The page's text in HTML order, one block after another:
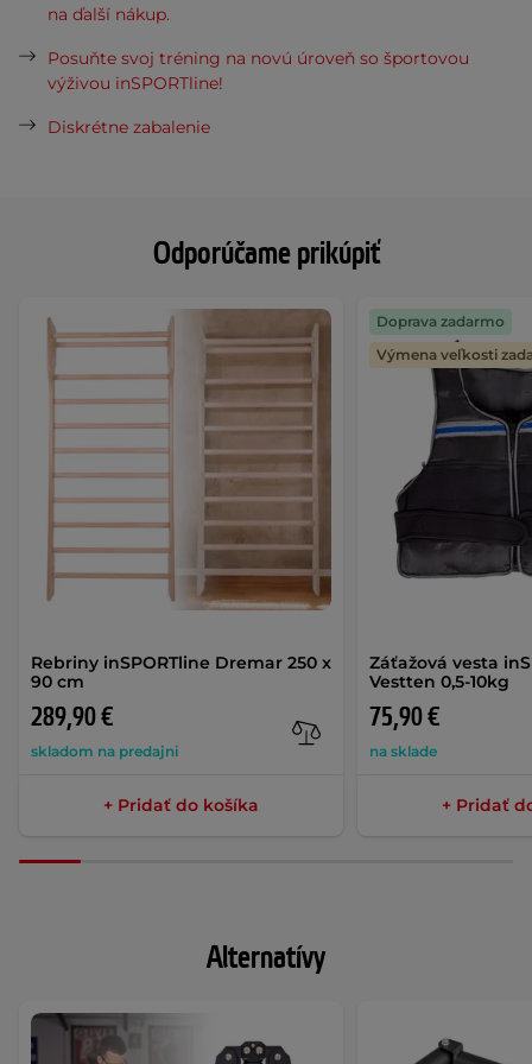
Odporúčame prikúpiť
Rebriny inSPORTline Dremar 250 x
90 cm
289,90 €
skladom na predajni
+ Pridať do košíka
Záťažová vesta
Vestten 0,5-10kg
75,90 €
na sklade
Doprava zadarmo
Výmena veľkosti
+ Pridať
na ďalší nákup.
Posuňte svoj tréning na novú úroveň so športovou
výživou inSPORTline!
Diskrétne zabalenie
Alternatívy